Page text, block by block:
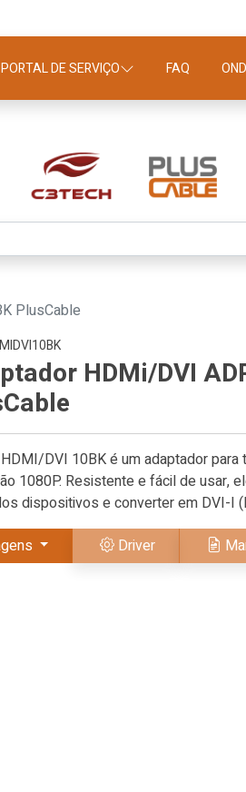
PORTAL DE SERVIÇO FAQ
PlusCable
HDMi/DVI
DVI 10BK é um adaptador
1080P. Resistente e fácil de usar,
dispositivos e converter em DVI-I
Driver